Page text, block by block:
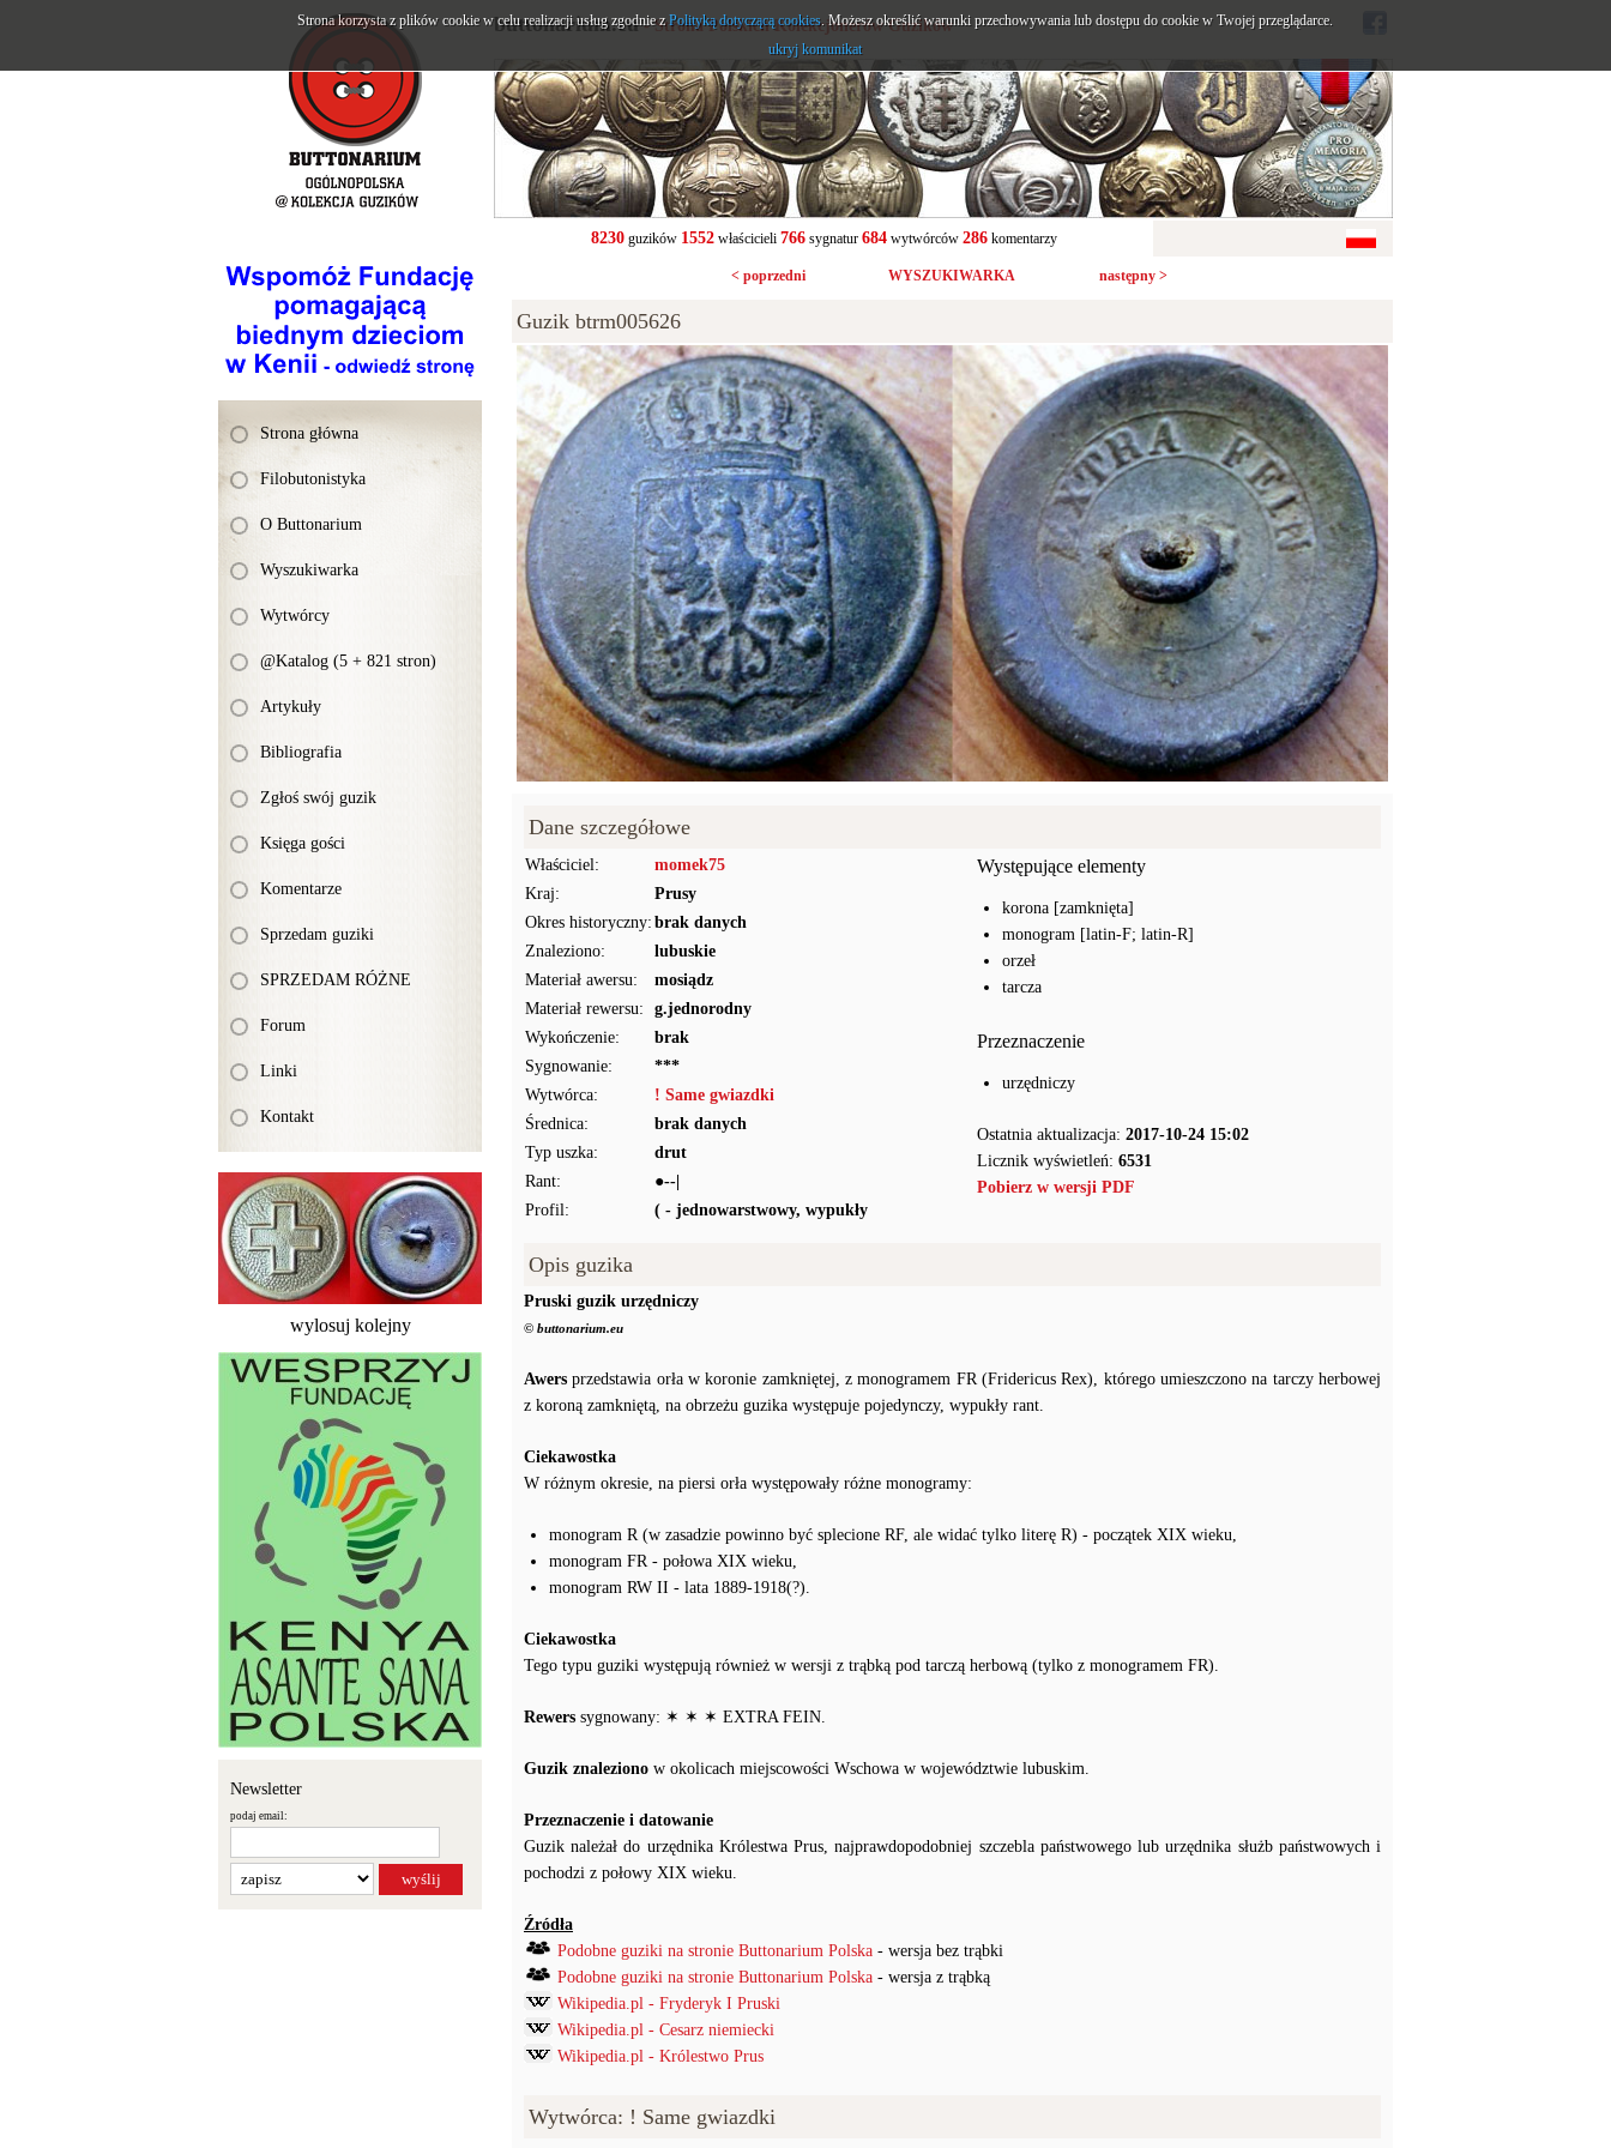
Strona główna
Filobutonistyka
O Buttonarium
Wyszukiwarka
Wytwórcy
@Katalog (5 + 821 stron)
Artykuły
Bibliografia
Zgłoś swój guzik
Księga gości
Komentarze
Sprzedam guziki
SPRZEDAM RÓŻNE
Forum
Linki
Kontakt
wylosuj kolejny
Newsletter
podaj email:
buttonarium.eu- Strona Polskich Kolekcjonerów Guzików
8230guzików 1552właścicieli 766sygnatur 684wytwórców 286komentarzy
< poprzedni WYSZUKIWARKA następny >
Guzik btrm005626
Dane szczegółowe
Właściciel:
momek75
Kraj:
Prusy
Okres historyczny: brak danych
Znaleziono:
lubuskie
Materiał awersu:
mosiądz
Materiał rewersu:
g.jednorodny
Wykończenie:
brak
Sygnowanie:
***
Wytwórca:
! Same gwiazdki
Średnica:
brak danych
Typ uszka:
drut
Rant:
●--|
Profil:
( - jednowarstwowy, wypukły
Występujące elementy
korona [zamknięta]
monogram [latin-F; latin-R]
orzeł
tarcza
Przeznaczenie
urzędniczy
Ostatnia aktualizacja: 2017-10-24 15:02
Licznik wyświetleń: 6531
Pobierz w wersji PDF
Opis guzika
Pruski guzik urzędniczy
© buttonarium.eu
Awers przedstawia orła w koronie zamkniętej, z monogramem FR (Fridericus Rex), którego umieszczono na tarczy herbowej
z koroną zamkniętą, na obrzeżu guzika występuje pojedynczy, wypukły rant.
Ciekawostka
W różnym okresie, na piersi orła występowały różne monogramy:
monogram R (w zasadzie powinno być splecione RF, ale widać tylko literę R) - początek XIX wieku,
monogram FR - połowa XIX wieku,
monogram RW II - lata 1889-1918(?).
Ciekawostka
Tego typu guziki występują również w wersji z trąbką pod tarczą herbową (tylko z monogramem FR).
Rewers sygnowany: ✶ ✶ ✶ EXTRA FEIN.
Guzik znaleziono w okolicach miejscowości Wschowa w województwie lubuskim.
Przeznaczenie i datowanie
Guzik należał do urzędnika Królestwa Prus, najprawdopodobniej szczebla państwowego lub urzędnika służb państwowych i
pochodzi z połowy XIX wieku.
Źródła
Podobne guziki na stronie Buttonarium Polska - wersja bez trąbki
Podobne guziki na stronie Buttonarium Polska - wersja z trąbką
Wikipedia.pl - Fryderyk I Pruski
Wikipedia.pl - Cesarz niemiecki
Wikipedia.pl - Królestwo Prus
Wytwórca: ! Same gwiazdki
Strona korzysta z plików cookie w celu realizacji usług zgodnie zPolityką dotyczącą cookies. Możesz określić warunki przechowywania lub dostępu do cookie w Twojej przeglądarce.
ukryj komunikat